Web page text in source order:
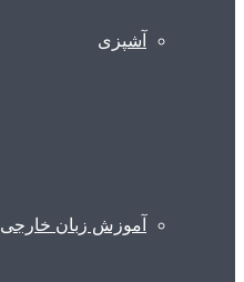
آشپزی
آموزش زبان خارجی